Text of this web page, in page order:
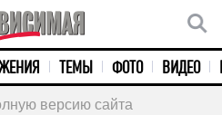
ТЕМЫ ФОТО ВИДЕО
версию сайта